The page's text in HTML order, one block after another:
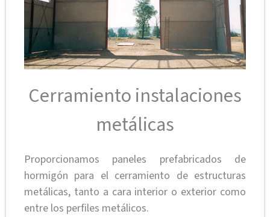
Cerramiento instalaciones
metálicas
Proporcionamos paneles prefabricados de
hormigón para el cerramiento de estructuras
metálicas, tanto a cara interior o exterior como
entre los perfiles metálicos.